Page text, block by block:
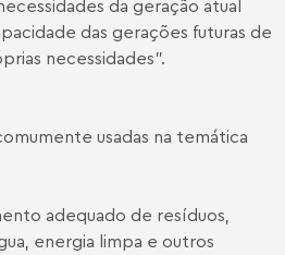
da geração atual
das gerações futuras de
necessidades".
usadas na temática
adequado de resíduos,
energia limpa e outros